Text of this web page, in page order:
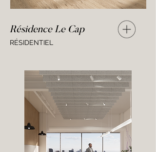
Résidence Le Cap
RÉSIDENTIEL